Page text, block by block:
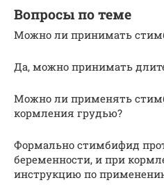
Вопросы по теме
Можно ли принимать
Да, можно принимать
Можно ли применять
кормления грудью?
Формально стимбифид
беременности, и при
инструкцию по